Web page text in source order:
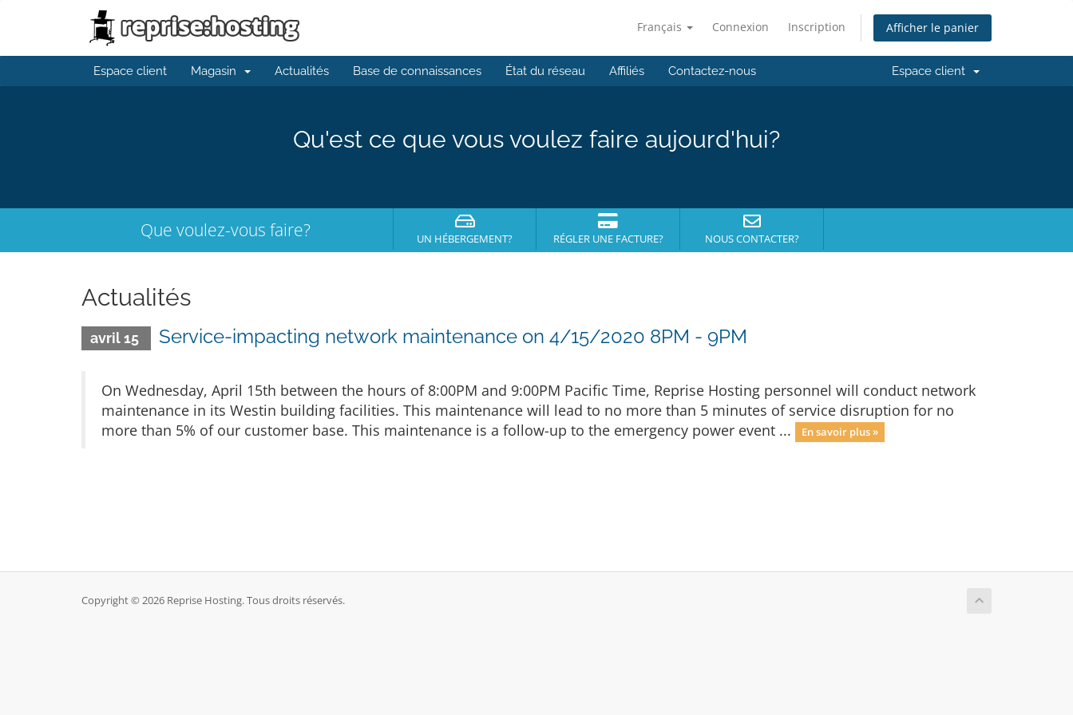
Français Connexion Inscription Afficher le panier
Espace client Magasin Actualités Base de connaissances État du réseau Affiliés Contactez-nous Espace client
Qu'est ce que vous voulez faire aujourd'hui?
Que voulez-vous faire? UN HÉBERGEMENT? RÉGLER UNE FACTURE? NOUS CONTACTER?
Actualités
avril 15 Service-impacting network maintenance on 4/15/2020 8PM - 9PM
On Wednesday, April 15th between the hours of 8:00PM and 9:00PM Pacific Time, Reprise Hosting personnel will conduct network
maintenance in its Westin building facilities. This maintenance will lead to no more than 5 minutes of service disruption for no
more than 5% of our customer base. This maintenance is a follow-up to the emergency power event ...
En savoir plus »
Copyright © 2026 Reprise Hosting. Tous droits réservés.